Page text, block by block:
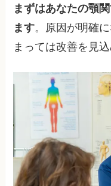
まずはあなたの顎
ます。原因が明確
まっては改善を見